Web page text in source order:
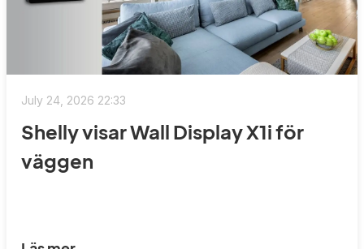
July 24, 2026 22:33
Shelly visar Wall Display X1i för
väggen